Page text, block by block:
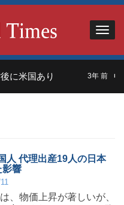
に米国あり 3年 前
人 代理出産19人の日本
影響
、物価上昇が著しいが、